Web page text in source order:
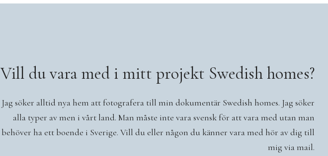
Vill du vara med i mitt projekt Swedish homes?
Jag söker alltid nya hem att fotografera till min dokumentär Swedish homes. Jag söker
alla typer av men i vårt land. Man måste inte vara svensk för att vara med utan man
behöver ha ett boende i Sverige. Vill du eller någon du känner vara med hör av dig till
mig via mail.